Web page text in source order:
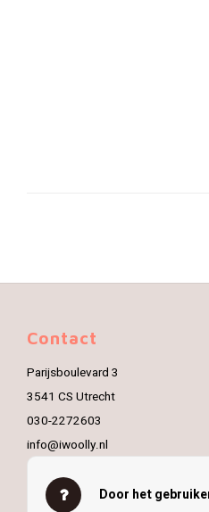
Contact
Parijsboulevard 3
3541 CS Utrecht
030-2272603
info@iwoolly.nl
Door het